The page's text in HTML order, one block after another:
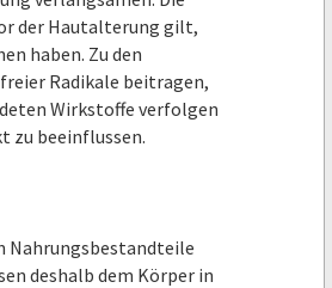
der Hautalterung gilt,
haben. Zu den
Radikale beitragen,
Wirkstoffe verfolgen
zu beeinflussen.
Nahrungsbestandteile
deshalb dem Körper in